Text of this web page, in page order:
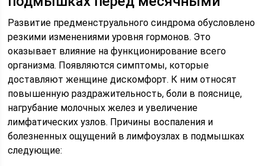
Развитие предменструального синдрома обусловлено
резкими изменениями уровня гормонов. Это
оказывает влияние на функционирование всего
организма. Появляются симптомы, которые
доставляют женщине дискомфорт. К ним относят
повышенную раздражительность, боли в пояснице,
нагрубание молочных желез и увеличение
лимфатических узлов. Причины воспаления и
болезненных ощущений в лимфоузлах в подмышках
следующие: